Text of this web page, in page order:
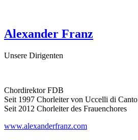
Alexander Franz
Unsere Dirigenten
Chordirektor FDB
Seit 1997 Chorleiter von Uccelli di Canto
Seit 2012 Chorleiter des Frauenchores
www.alexanderfranz.com